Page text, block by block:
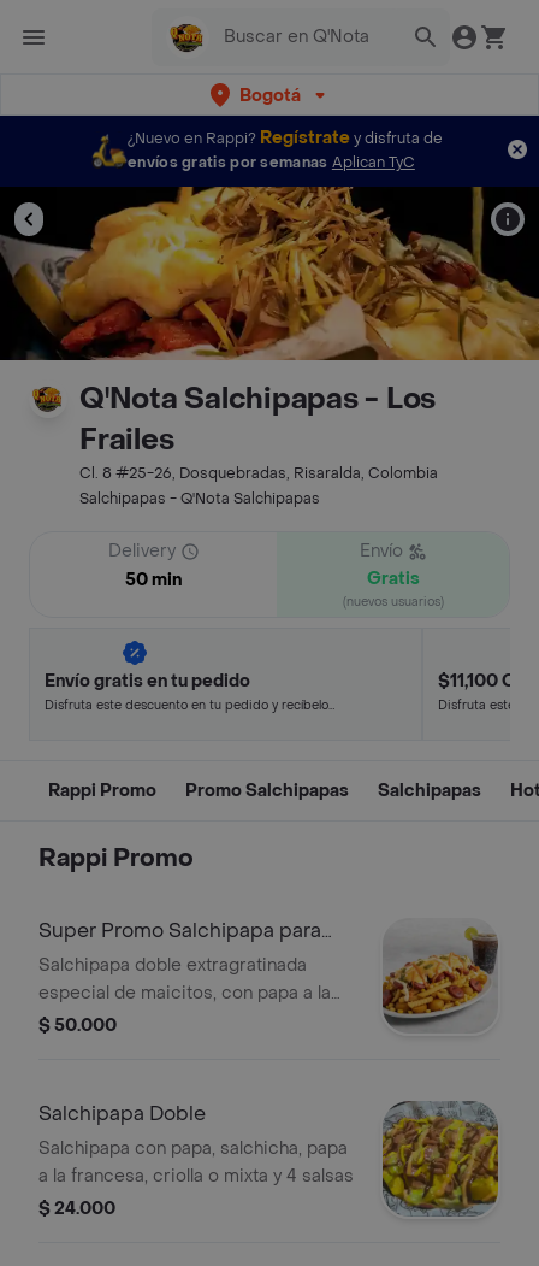
Bogotá
¿Nuevo en Rappi? Regístratey disfruta de
envíos gratis por semanas Aplican TyC
Q'Nota Salchipapas - Los
Frailes
Cl. 8 #25-26, Dosquebradas, Risaralda, Colombia
Salchipapas - Q'Nota Salchipapas
Delivery
50 min
Envío
Gratis
(nuevos usuarios)
Envío gratis en tu pedido
Disfruta este descuento en tu pedido y recíbelo
$11,100 Off
Disfruta este
Rappi Promo Promo Salchipapas Salchipapas
Rappi Promo
Super Promo Salchipapa para
Dos
Salchipapa doble extragratinada
especial de maicitos, con papa a la
francesa, criolla o mixta, salchicha,
$ 50.000
Salchipapa Doble
Salchipapa con papa, salchicha, papa
a la francesa, criolla o mixta y 4 salsas
$ 24.000